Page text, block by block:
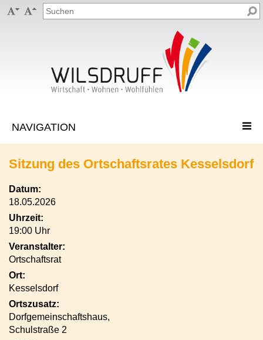
 
Sitzung des Ortschaftsrates Kesselsdorf
Datum:
18.05.2026
Uhrzeit:
19:00 Uhr
Veranstalter:
Ortschaftsrat
Ort:
Kesselsdorf
Ortszusatz:
Dorfgemeinschaftshaus,
Schulstraße 2